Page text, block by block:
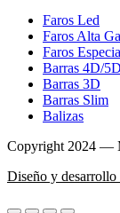
Faros Led
Faros Alta
Faros
Barras 4D/5D
Barras 3D
Barras Slim
Balizas
Copyright 2024 —
Diseño y